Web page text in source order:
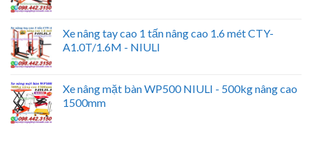
Xe nâng tay cao 1 tấn nâng cao 1.6 mét CTY-
A1.0T/1.6M - NIULI
Xe nâng mặt bàn WP500 NIULI - 500kg nâng cao
1500mm